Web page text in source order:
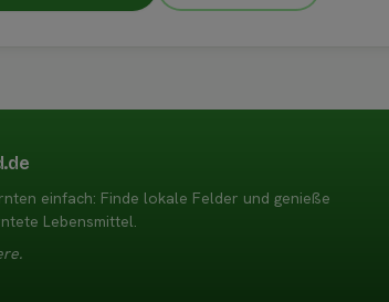
einfach: Finde lokale Felder und genieße
Lebensmittel.